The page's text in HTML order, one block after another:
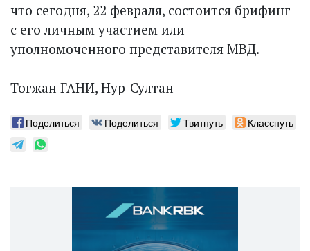
что сегодня, 22 февраля, состоится брифинг
с его личным участием или
уполномоченного представителя МВД.
Тогжан ГАНИ, Нур-Султан
Поделиться Поделиться Твитнуть Класснуть